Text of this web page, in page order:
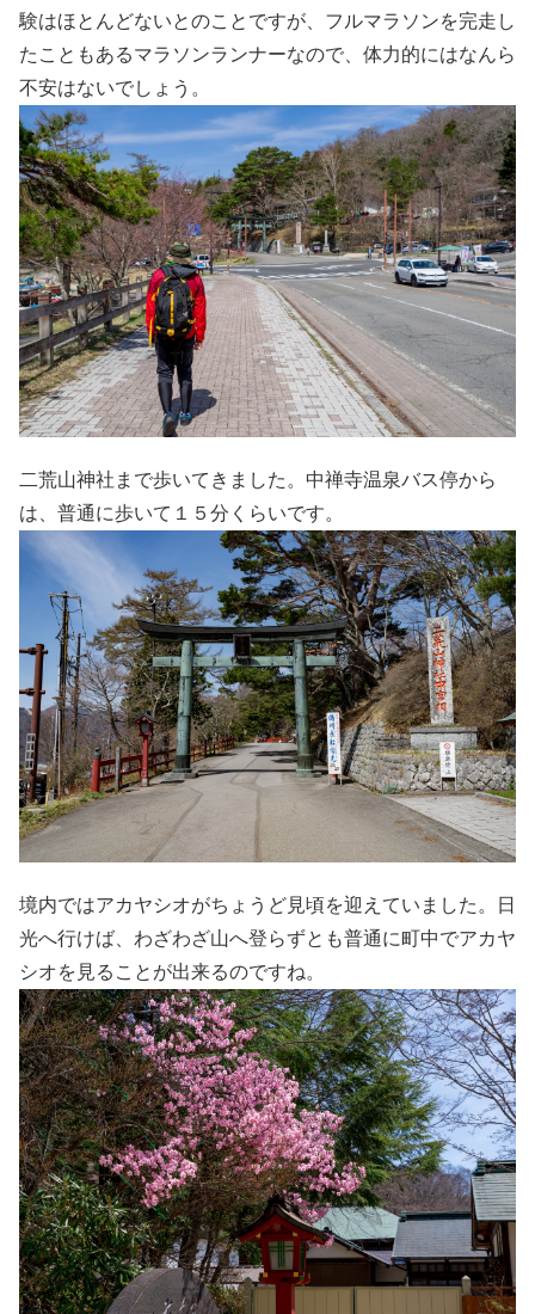
験はほとんどないとのことですが、フルマラソンを完走し
たこともあるマラソンランナーなので、体力的にはなんら
不安はないでしょう。
二荒山神社まで歩いてきました。中禅寺温泉バス停から
は、普通に歩いて１５分くらいです。
境内ではアカヤシオがちょうど見頃を迎えていました。日
光へ行けば、わざわざ山へ登らずとも普通に町中でアカヤ
シオを見ることが出来るのですね。